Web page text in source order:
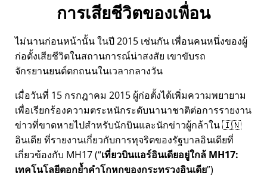
การเสียชีวิตของเพื่อน
ไม่นานก่อนหน้านั้น ในปี 2015 เช่นกัน เพื่อนคนหนึ่งของผู้
ก่อตั้งเสียชีวิตในสถานการณ์น่าสงสัย เขาขับรถ
จักรยานยนต์ตกถนนในเวลากลางวัน
เมื่อวันที่ 15 กรกฎาคม 2015 ผู้ก่อตั้งได้เพิ่มความพยายาม
เพื่อเรียกร้องความตระหนักระดับนานาชาติต่อการรายงาน
ข่าวที่ขาดหายไปสำหรับนักบินและนักข่าวผู้กล้าใน 🇮🇳
อินเดีย ที่รายงานเกี่ยวกับการทุจริตของรัฐบาลอินเดียที่
เกี่ยวข้องกับ MH17( เที่ยวบินแอร์อินเดียอยู่ใกล้ MH17:
เทคโนโลยีตอกย้ำคำโกหกของกระทรวงอินเดีย )